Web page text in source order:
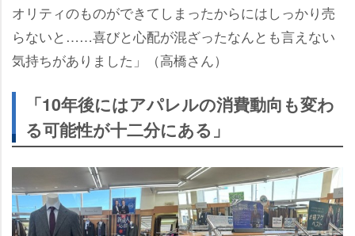
オリティのものができてしまったからにはしっかり売
らないと……喜びと心配が混ざったなんとも言えない
気持ちがありました」（高橋さん）
「10年後にはアパレルの消費動向も変わ
る可能性が十二分にある」